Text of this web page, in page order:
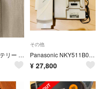
電動自転車バッテリー NKY450B02B 8.9Ah
その他
Panasonic NKY511B02B電動自転車用バッテリー 充電器付き
¥ 27,800